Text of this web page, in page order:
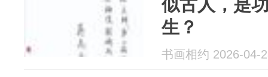
似古人，是
生？
书画相约 2026-04-